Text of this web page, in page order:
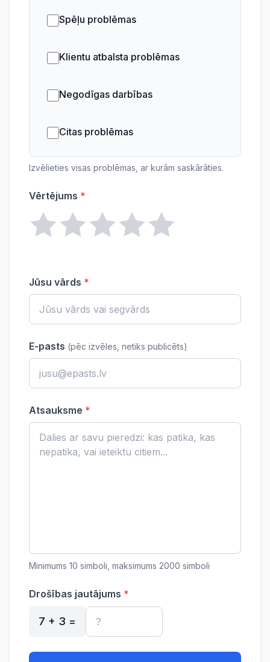
Spēļu problēmas
Klientu atbalsta problēmas
Negodīgas darbības
Citas problēmas
Izvēlieties visas problēmas, ar kurām saskārāties.
Vērtējums *
Jūsu vārds *
E-pasts (pēc izvēles, netiks publicēts)
Atsauksme *
Minimums 10 simboli, maksimums 2000 simboli
Drošības jautājums *
7 + 3 =